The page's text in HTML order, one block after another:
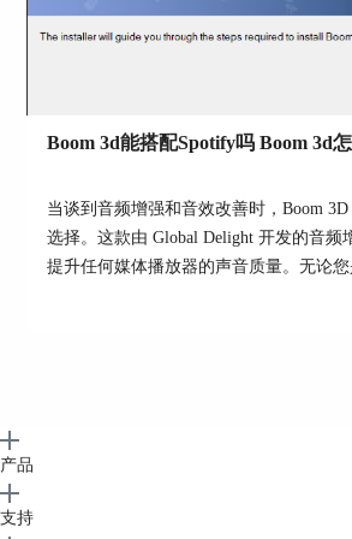
图6：选择Boom 3D音
使用Boom 3D播放英语四六级听
听到更加清晰和立体的英语发音
进行听力练习。Boom 3D除了播
Boom 3d能搭配Spotify吗 Boom 3d
当谈到音频增强和音效改善时，Boom
选择。这款由 Global Delight 开发的音频
提升任何媒体播放器的声音质量。无论
影、玩视频游戏，还是聆听音乐，Boom
产品
支持